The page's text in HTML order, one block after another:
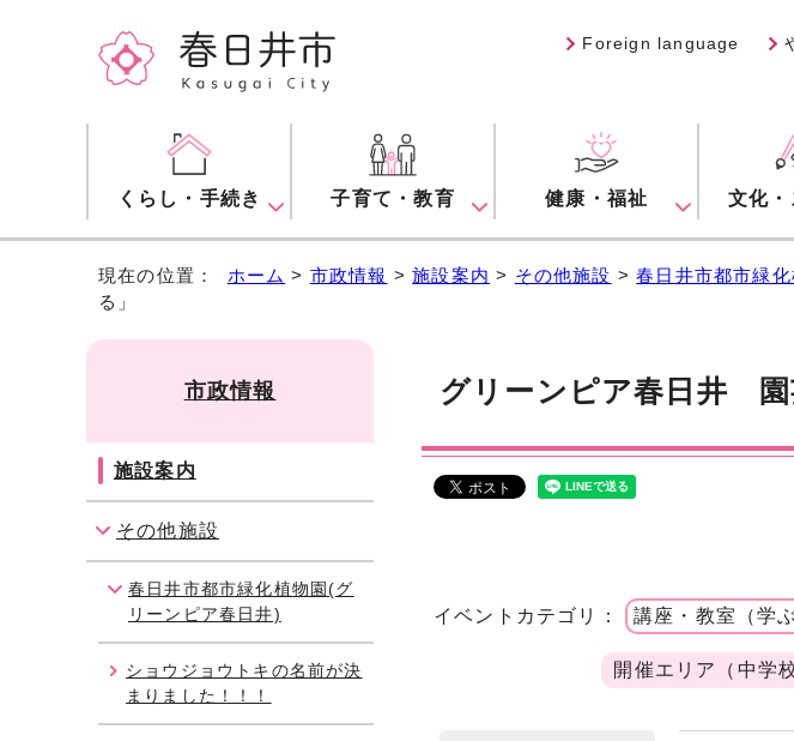
Foreign language
くらし・手続き 子育て・教育 健康・福祉 文化・
現在の位置： ホーム > 市政情報 >施設案内 > その他施設 >春日井市都市緑
る」
グリーンピア春日井 園
イベントカテゴリ： 講座・教室（学
開催エリア（中学
市政情報
施設案内
その他施設
春日井市都市緑化植物園(グ
リーンピア春日井)
ショウジョウトキの名前が決
まりました！！！